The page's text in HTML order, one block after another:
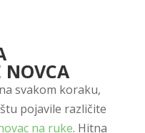
NOVCA
svakom koraku,
pojavile različite
na ruke. Hitna